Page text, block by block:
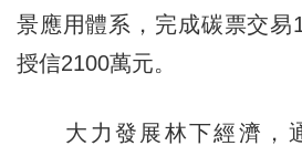
景應用體系，完成碳票交易
授信2100萬元。
大力發展林下經濟，通